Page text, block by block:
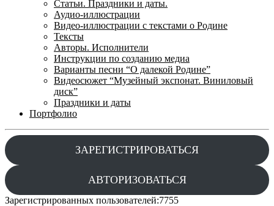
Статьи. Праздники и даты.
Аудио-иллюстрации
Видео-иллюстрации с текстами о Родине
Тексты
Авторы. Исполнители
Инструкции по созданию медиа
Варианты песни “О далекой Родине”
Видеосюжет “Музейный экспонат. Виниловый
диск”
Праздники и даты
Портфолио
ЗАРЕГИСТРИРОВАТЬСЯ
АВТОРИЗОВАТЬСЯ
Зарегистрированных пользователей:7755